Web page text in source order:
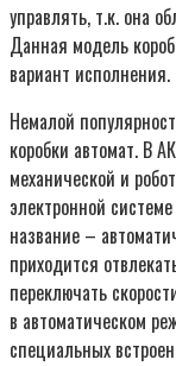
управлять, т.к. она
Данная модель
вариант исполнения.
Немалой
коробки автомат. В
механической и
электронной
название –
приходится
переключать
в автоматическом
специальных